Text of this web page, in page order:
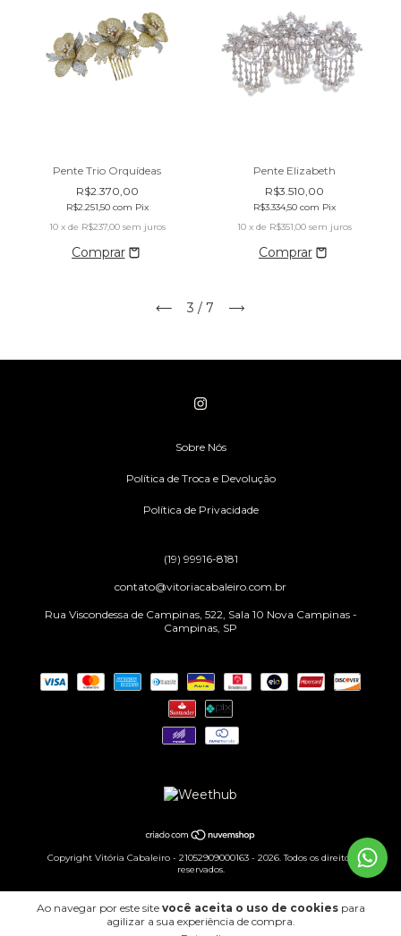
Ao navegar por este site você aceita o uso de cookiespara
agilizar a sua experiência de compra.
Pente Trio Orquídeas
R$2.370,00
R$2.251,50 com Pix
10 x de R$237,00 sem juros
Pente Elizabeth
R$3.510,00
R$3.334,50 com Pix
10 x de R$351,00 sem juros
3 / 7
Sobre Nós
Política de Troca e Devolução
Política de Privacidade
(19) 99916-8181
contato@vitoriacabaleiro.com.br
Rua Viscondessa de Campinas, 522, Sala 10 Nova Campinas -
Campinas, SP
Copyright Vitória Cabaleiro - 21052909000163 - 2026. Todos os direitos
reservados.